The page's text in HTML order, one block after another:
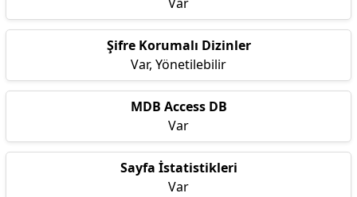
Var
Şifre Korumalı Dizinler
Var, Yönetilebilir
MDB Access DB
Var
Sayfa İstatistikleri
Var